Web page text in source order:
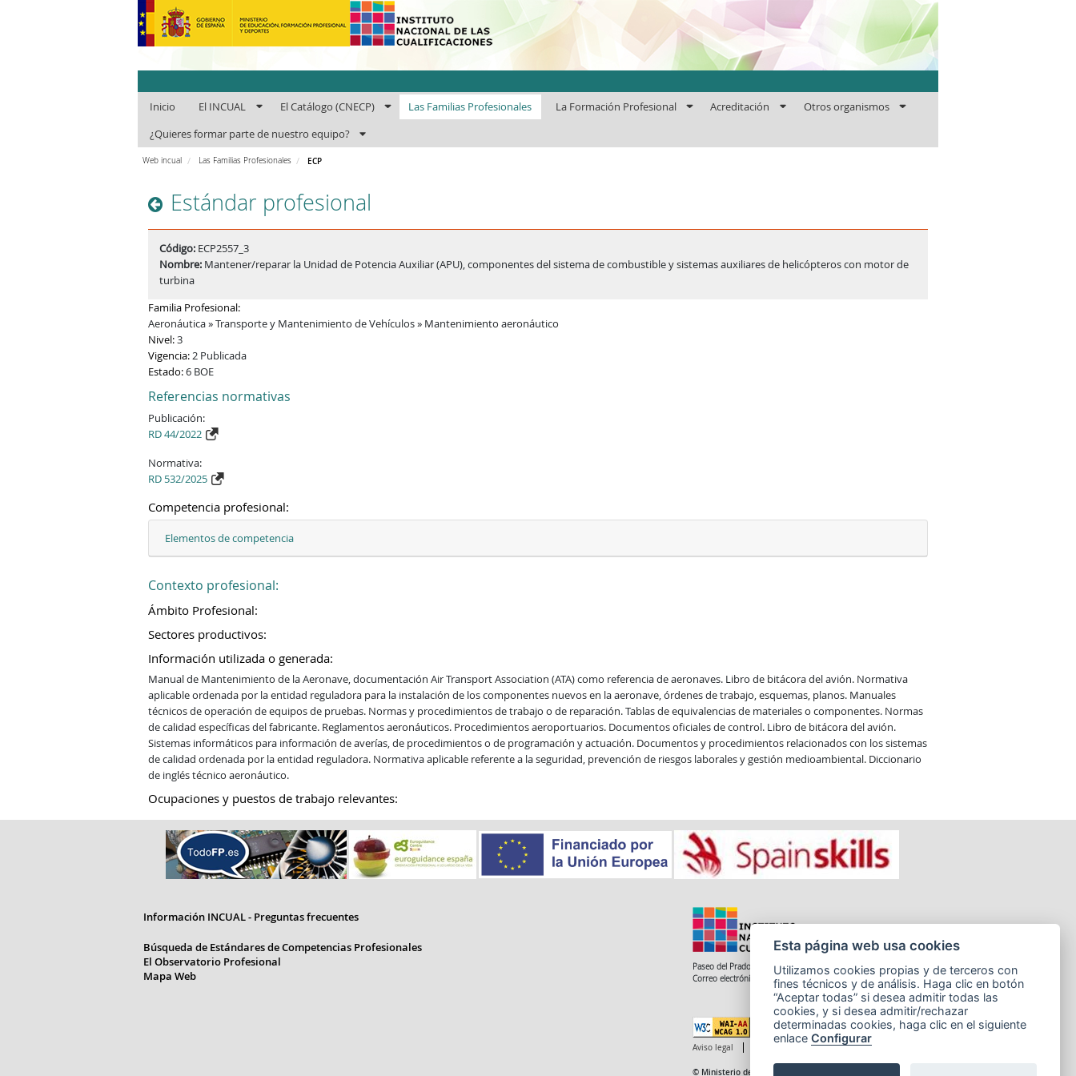
INCUAl - Instituto Nacional de las Cualificaciones
Inicio El INCUAL El Catálogo (CNECP) Las Familias Profesionales La Formación Profesional Acreditación Otros organismos
¿Quieres formar parte de nuestro equipo?
Web incual Las Familias Profesionales ECP
Estándar profesional
Código: ECP2557_3
Nombre: Mantener/reparar la Unidad de Potencia Auxiliar (APU), componentes del sistema de combustible y sistemas auxiliares de helicópteros con motor de
turbina
Familia Profesional:
Aeronáutica » Transporte y Mantenimiento de Vehículos » Mantenimiento aeronáutico
Nivel:3
Vigencia:2 Publicada
Estado:6 BOE
Referencias normativas
Publicación:
RD 44/2022
Normativa:
RD 532/2025
Competencia profesional:
Elementos de competencia
Contexto profesional:
Ámbito Profesional:
Sectores productivos:
Información utilizada o generada:
Manual de Mantenimiento de la Aeronave, documentación Air Transport Association (ATA) como referencia de aeronaves. Libro de bitácora del avión. Normativa
aplicable ordenada por la entidad reguladora para la instalación de los componentes nuevos en la aeronave, órdenes de trabajo, esquemas, planos. Manuales
técnicos de operación de equipos de pruebas. Normas y procedimientos de trabajo o de reparación. Tablas de equivalencias de materiales o componentes. Normas
de calidad específicas del fabricante. Reglamentos aeronáuticos. Procedimientos aeroportuarios. Documentos oficiales de control. Libro de bitácora del avión.
Sistemas informáticos para información de averías, de procedimientos o de programación y actuación. Documentos y procedimientos relacionados con los sistemas
de calidad ordenada por la entidad reguladora. Normativa aplicable referente a la seguridad, prevención de riesgos laborales y gestión medioambiental. Diccionario
de inglés técnico aeronáutico.
Ocupaciones y puestos de trabajo relevantes:
Información INCUAL - Preguntas frecuentes
Búsqueda de Estándares de Competencias Profesionales
El Observatorio Profesional
Mapa Web
Paseo del Prado 28, 1ª Planta - 28014 Madrid
Correo electrónico: informacion.incual@educacion.gob.es
Aviso legal Cookies
© Ministerio de Educación, Formación Profesional y Deportes
Esta página web usa cookies
Utilizamos cookies propias y de terceros con
fines técnicos y de análisis. Haga clic en botón
“Aceptar todas” si desea admitir todas las
cookies, y si desea admitir/rechazar
determinadas cookies, haga clic en el siguiente
enlace Configurar